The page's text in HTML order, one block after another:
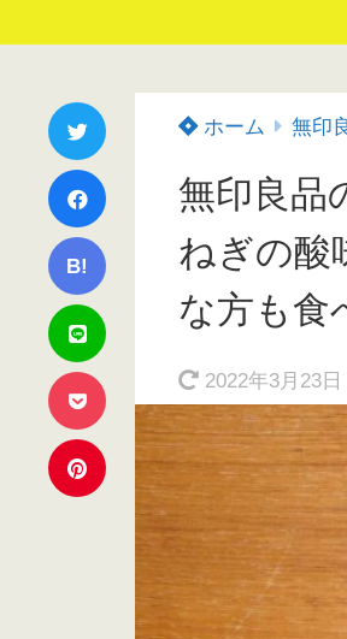
B!
ホーム 無印
無印良品
ねぎの酸
な方も食
2022年3月23日